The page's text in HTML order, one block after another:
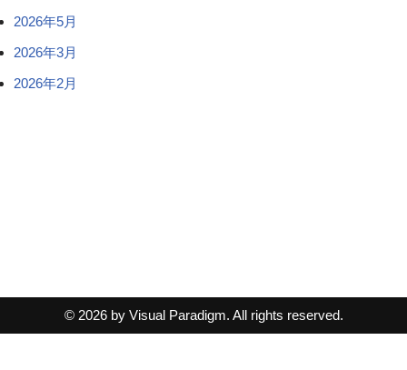
2026年5月
2026年3月
2026年2月
© 2026 by Visual Paradigm. All rights reserved.